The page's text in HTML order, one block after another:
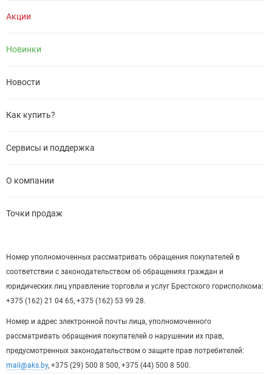
Акции
Новинки
Новости
Как купить?
Сервисы и поддержка
О компании
Точки продаж
Номер уполномоченных рассматривать обращения покупателей в
соответствии с законодательством об обращениях граждан и
юридических лиц управление торговли и услуг Брестского горисполкома:
+375 (162) 21 04 65, +375 (162) 53 99 28.
Номер и адрес электронной почты лица, уполномоченного
рассматривать обращения покупателей о нарушении их прав,
предусмотренных законодательством о защите прав потребителей:
mail@aks.by, +375 (29) 500 8 500, +375 (44) 500 8 500.